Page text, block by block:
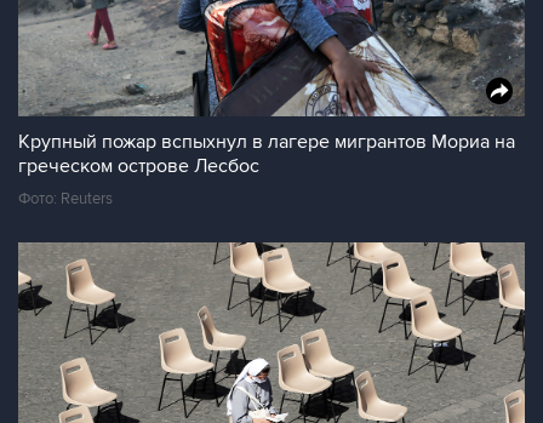
Крупный пожар вспыхнул в лагере мигрантов Мориа на
греческом острове Лесбос
Фото: Reuters